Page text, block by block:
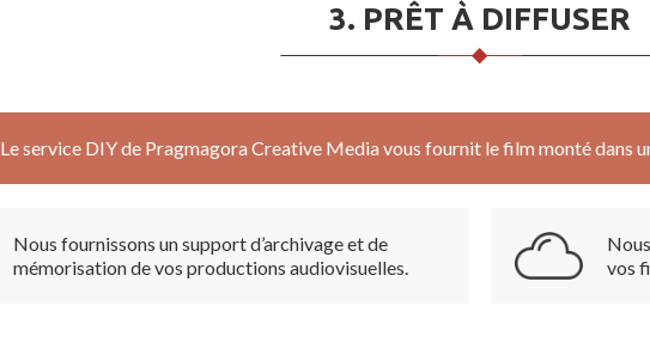
3. PRÊT À DIFFUSER
Le service DIY de Pragmagora Creative Media vous fournit le film monté dans
Nous fournissons un support d’archivage et de
mémorisation de vos productions audiovisuelles.
vos